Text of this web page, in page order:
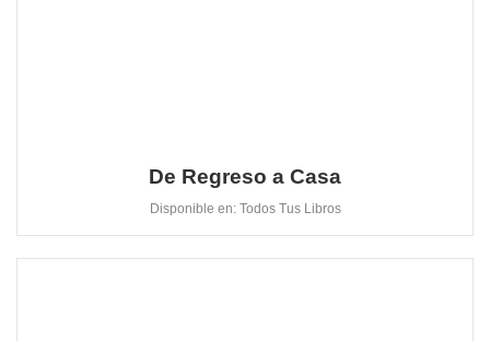
De Regreso a Casa
Disponible en: Todos Tus Libros